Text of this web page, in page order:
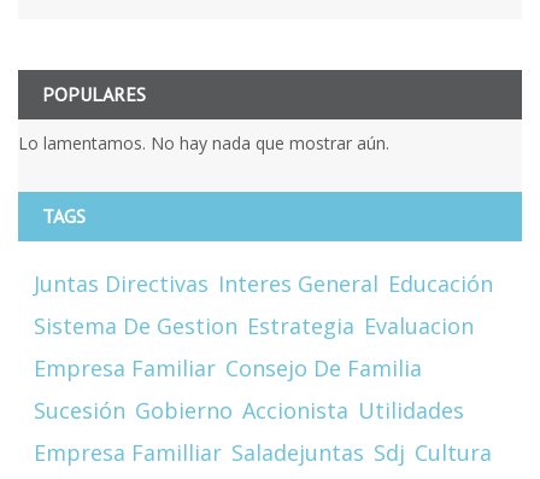
POPULARES
Lo lamentamos. No hay nada que mostrar aún.
TAGS
Juntas Directivas Interes General Educación
Sistema De Gestion Estrategia Evaluacion
Empresa Familiar Consejo De Familia
Sucesión Gobierno Accionista Utilidades
Empresa Familliar Saladejuntas Sdj Cultura